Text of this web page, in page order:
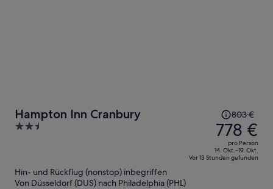
Hampton Inn Cranbury
2.5
Der
Preis
betrug
803 €,
jetzt
803 €
778 €
pro Person
14. Okt.–19. Okt.
Vor 13 Stunden gefunden
Hin- und Rückflug (nonstop) inbegriffen
Von Düsseldorf (DUS) nach Philadelphia (PHL)